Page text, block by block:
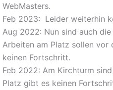
WebMasters.
Feb 2023: Leider weiterhin
Aug 2022: Nun sind auch
Arbeiten am Platz sollen vor
keinen Fortschritt.
Feb 2022: Am Kirchturm
Platz gibt es keinen